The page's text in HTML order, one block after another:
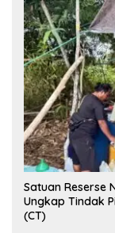
Satuan Reserse
Ungkap Tindak
(CT)